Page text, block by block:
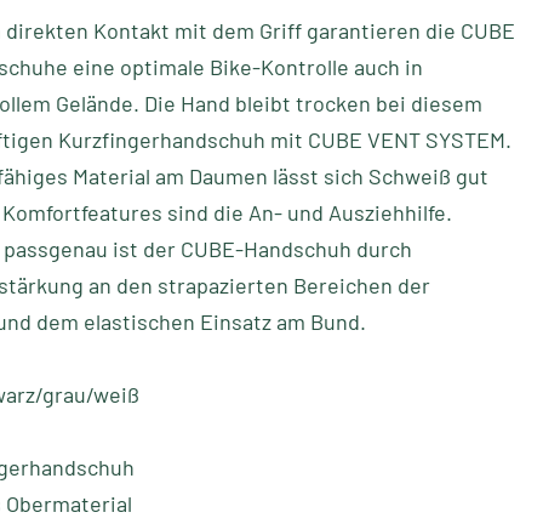
direkten Kontakt mit dem Griff garantieren die CUBE
eine optimale Bike-Kontrolle auch in
Gelände. Die Hand bleibt trocken bei diesem
Kurzfingerhandschuh mit CUBE VENT SYSTEM.
Material am Daumen lässt sich Schweiß gut
sind die An- und Ausziehhilfe.
ist der CUBE-Handschuh durch
an den strapazierten Bereichen der
dem elastischen Einsatz am Bund.
grau/weiß